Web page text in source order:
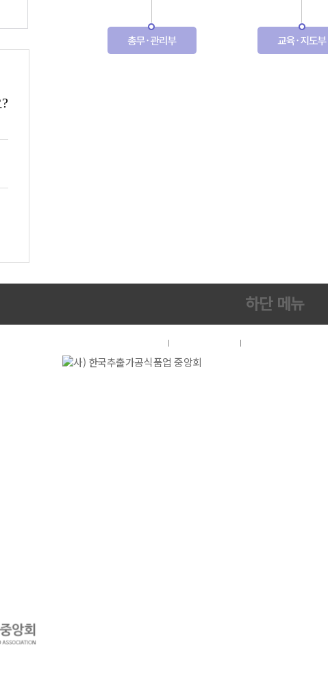
하단 메뉴